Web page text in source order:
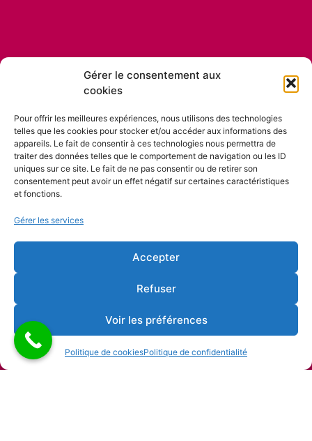
Gérer le consentement aux
cookies
Pour offrir les meilleures expériences, nous utilisons des technologies
telles que les cookies pour stocker et/ou accéder aux informations des
appareils. Le fait de consentir à ces technologies nous permettra de
traiter des données telles que le comportement de navigation ou les ID
uniques sur ce site. Le fait de ne pas consentir ou de retirer son
consentement peut avoir un effet négatif sur certaines caractéristiques
et fonctions.
Gérer les services
Accepter
Refuser
Voir les préférences
Politique de cookiesPolitique de confidentialité
Nos partenaires